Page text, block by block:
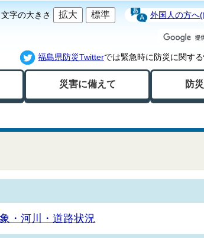
文字の大きさ 拡大 標準 外国人の方へ
福島県防災Twitterでは緊急時に防災に関す
災害に備えて 防
・河川・道路状況